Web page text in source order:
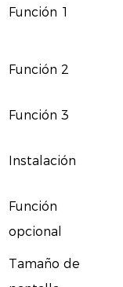
Función 1
Función 2
Función 3
Instalación
Función
opcional
Tamaño de